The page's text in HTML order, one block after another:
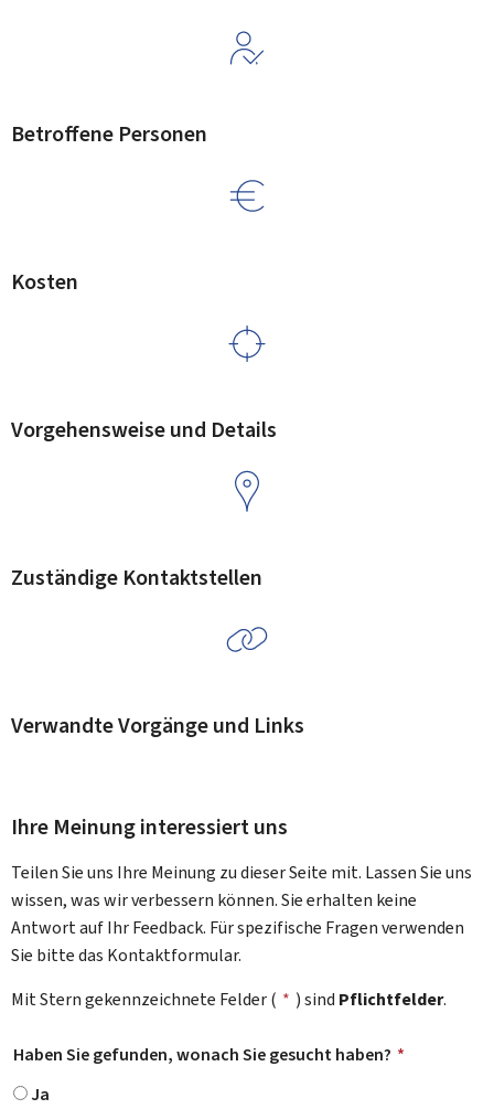
Betroffene Personen
Kosten
Vorgehensweise und Details
Zuständige Kontaktstellen
Verwandte Vorgänge und Links
Ihre Meinung interessiert uns
Teilen Sie uns Ihre Meinung zu dieser Seite mit. Lassen Sie uns
wissen, was wir verbessern können. Sie erhalten keine
Antwort auf Ihr Feedback. Für spezifische Fragen verwenden
Sie bitte das Kontaktformular.
Mit Stern gekennzeichnete Felder ( * ) sind Pflichtfelder.
Haben Sie gefunden, wonach Sie gesucht haben? *
Ja